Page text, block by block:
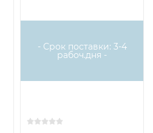
аналог
- Срок поставки: 3-4
рабоч.дня -